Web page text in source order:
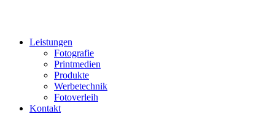
Leistungen
Fotografie
Printmedien
Produkte
Werbetechnik
Fotoverleih
Kontakt